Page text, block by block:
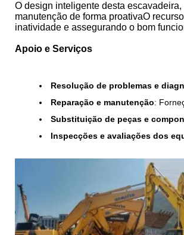
O design inteligente desta
manutenção de forma proativaO
inatividade e assegurando o bom
Apoio e Serviços
Resolução de problemas e
Reparação e manutenção:
Substituição de peças e
Inspecções e avaliações dos